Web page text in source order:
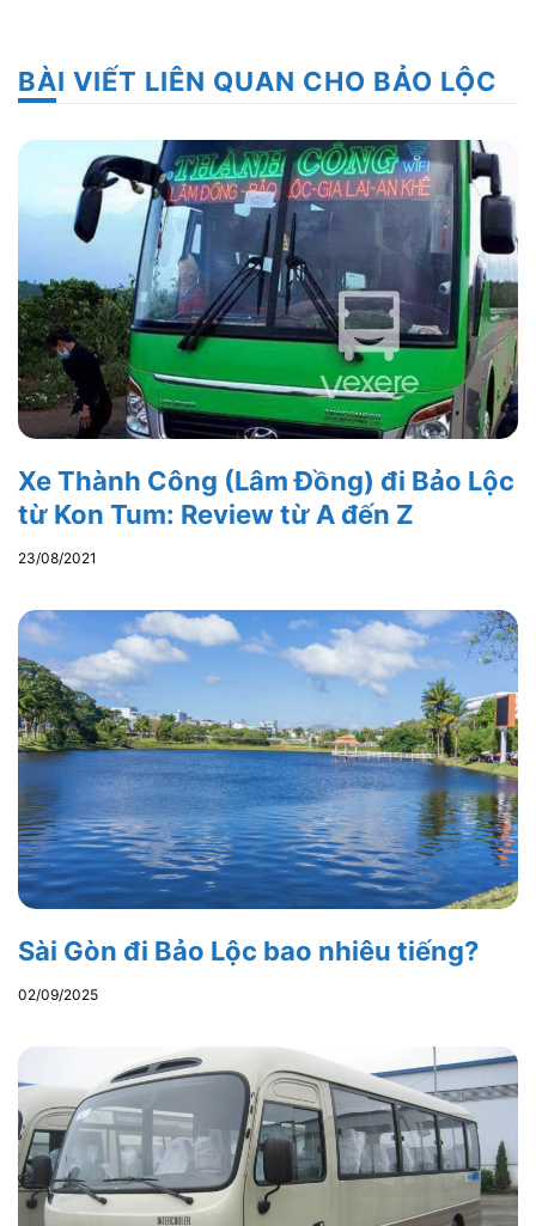
BÀI VIẾT LIÊN QUAN CHO BẢO LỘC
Xe Thành Công (Lâm Đồng) đi Bảo Lộc
từ Kon Tum: Review từ A đến Z
23/08/2021
Sài Gòn đi Bảo Lộc bao nhiêu tiếng?
02/09/2025